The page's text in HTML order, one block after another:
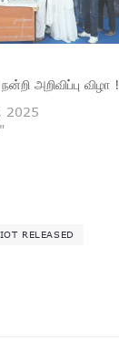
அறிவிப்பு விழா !
2025
RELEASED